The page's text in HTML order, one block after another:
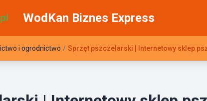
WodKan Biznes Express
i ogrodnictwo / Sprzęt pszczelarski | Internetowy sklep